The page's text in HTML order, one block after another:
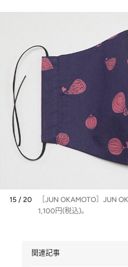
15 / 20
［JUN OKAMOTO］JUN
1,100円(税込)。
関連記事